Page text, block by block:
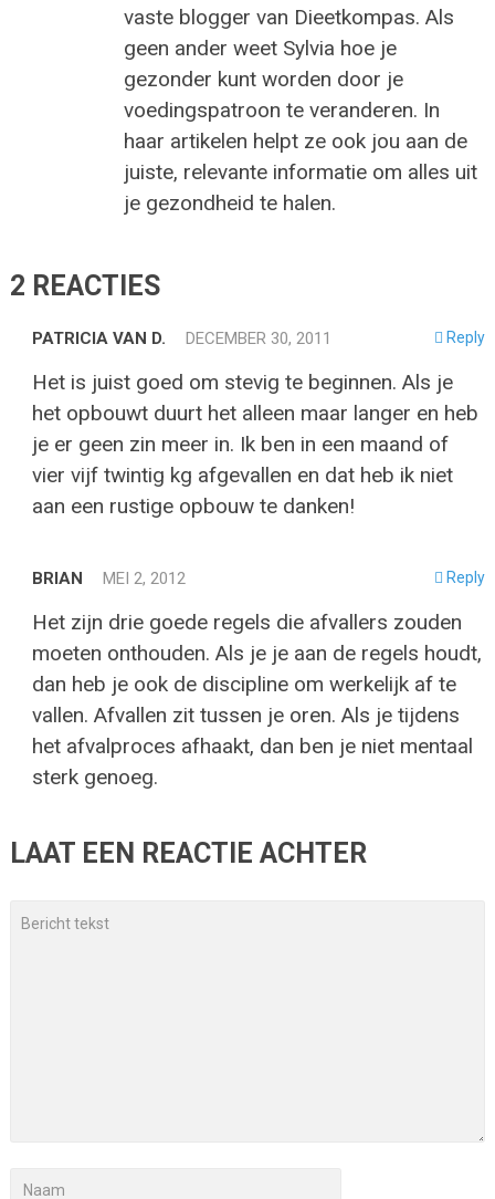
vaste blogger van Dieetkompas. Als
geen ander weet Sylvia hoe je
gezonder kunt worden door je
voedingspatroon te veranderen. In
haar artikelen helpt ze ook jou aan de
juiste, relevante informatie om alles uit
je gezondheid te halen.
2 REACTIES
PATRICIA VAN D. DECEMBER 30, 2011 Reply
Het is juist goed om stevig te beginnen. Als je
het opbouwt duurt het alleen maar langer en heb
je er geen zin meer in. Ik ben in een maand of
vier vijf twintig kg afgevallen en dat heb ik niet
aan een rustige opbouw te danken!
BRIAN MEI 2, 2012 Reply
Het zijn drie goede regels die afvallers zouden
moeten onthouden. Als je je aan de regels houdt,
dan heb je ook de discipline om werkelijk af te
vallen. Afvallen zit tussen je oren. Als je tijdens
het afvalproces afhaakt, dan ben je niet mentaal
sterk genoeg.
LAAT EEN REACTIE ACHTER